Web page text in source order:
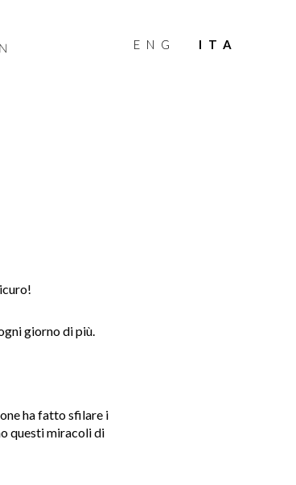
ENG ITA
giorno di più.
ha fatto sfilare i
questi miracoli di